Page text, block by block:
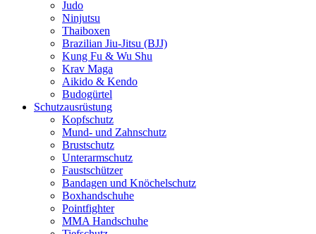
Judo
Ninjutsu
Thaiboxen
Brazilian Jiu-Jitsu (BJJ)
Kung Fu & Wu Shu
Krav Maga
Aikido & Kendo
Budogürtel
Schutzausrüstung
Kopfschutz
Mund- und Zahnschutz
Brustschutz
Unterarmschutz
Faustschützer
Bandagen und Knöchelschutz
Boxhandschuhe
Pointfighter
MMA Handschuhe